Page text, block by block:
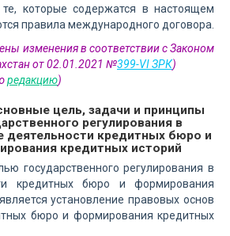
которые содержатся в настоящем
правила международного договора.
изменения в соответствии с Законом
от 02.01.2021 №399-VI ЗРК)
редакцию)
цель, задачи и принципы
регулирования в
деятельности кредитных бюро и
кредитных историй
государственного регулирования в
кредитных бюро и формирования
установление правовых основ
бюро и формирования кредитных